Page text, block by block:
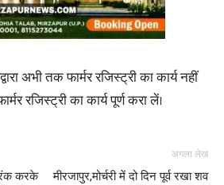
अभी तक फार्मर रजिस्ट्री का कार्य नहीं
रजिस्ट्री का कार्य पूर्ण करा लें।
करके
अगला लेख
मीरजापुर,मोर्चरी में दो दिन पूर्व रखा शव